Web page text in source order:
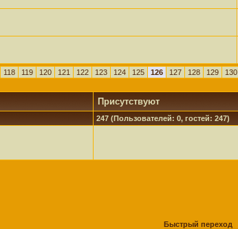
118 119 120 121 122 123 124 125 126 127 128 129 130
Присутствуют
247 (Пользователей: 0, гостей: 247)
Быстрый переход